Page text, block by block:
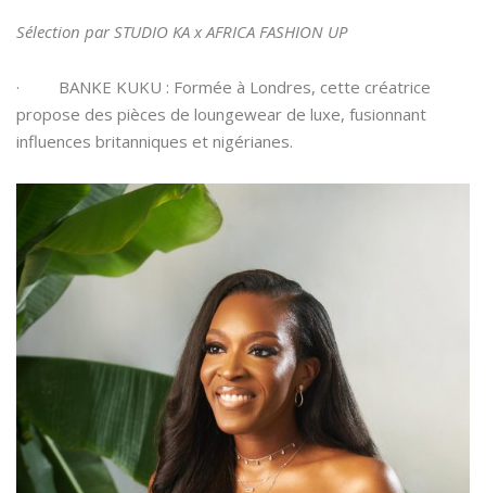
Sélection par STUDIO KA x AFRICA FASHION UP
· BANKE KUKU : Formée à Londres, cette créatrice
propose des pièces de loungewear de luxe, fusionnant
influences britanniques et nigérianes.